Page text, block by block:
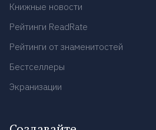
Книжные новости
Рейтинги ReadRate
Рейтинги от знаменитостей
Бестселлеры
Экранизации